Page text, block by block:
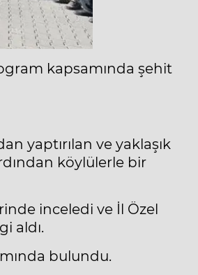
kapsamında şehit
yaptırılan ve yaklaşık
köylülerle bir
inceledi ve İl Özel
aldı.
bulundu.